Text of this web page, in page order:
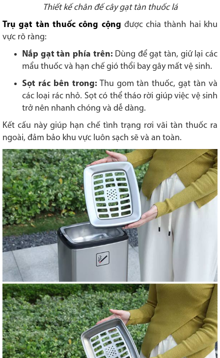
Thiết kế chân đế cây gạt tàn thuốc lá
Trụ gạt tàn thuốc công cộng được chia thành hai khu
vực rõ ràng:
Nắp gạt tàn phía trên: Dùng để gạt tàn, giữ lại các
mẩu thuốc và hạn chế gió thổi bay gây mất vệ sinh.
Sọt rác bên trong: Thu gom tàn thuốc, gạt tàn và
các loại rác nhỏ. Sọt có thể tháo rời giúp việc vệ sinh
trở nên nhanh chóng và dễ dàng.
Kết cấu này giúp hạn chế tình trạng rơi vãi tàn thuốc ra
ngoài, đảm bảo khu vực luôn sạch sẽ và an toàn.